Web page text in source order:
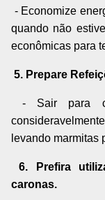
- Economize
quando não
econômicas para
5. Prepare
- Sair para
levando marmitas
6. Prefira
caronas.